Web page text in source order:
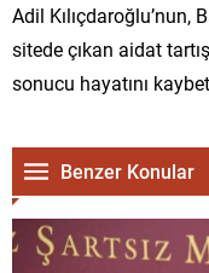
Adil Kılıçdaroğlu’nun,
sitede çıkan aidat
sonucu hayatını
Benzer Konular